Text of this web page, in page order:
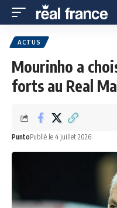
ACTUS
Mourinho a
forts au Real
PuntoPublié le 4 juillet 2026